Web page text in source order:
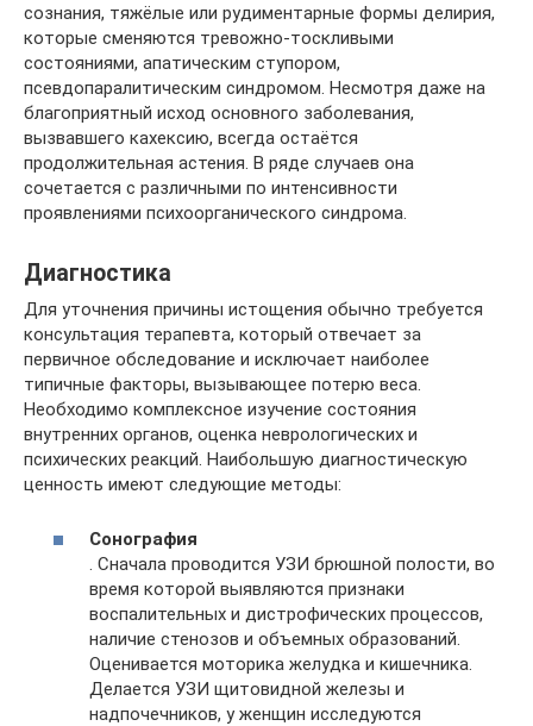
сознания, тяжёлые или рудиментарные формы делирия,
которые сменяются тревожно-тоскливыми
состояниями, апатическим ступором,
псевдопаралитическим синдромом. Несмотря даже на
благоприятный исход основного заболевания,
вызвавшего кахексию, всегда остаётся
продолжительная астения. В ряде случаев она
сочетается с различными по интенсивности
проявлениями психоорганического синдрома.
Диагностика
Для уточнения причины истощения обычно требуется
консультация терапевта, который отвечает за
первичное обследование и исключает наиболее
типичные факторы, вызывающее потерю веса.
Необходимо комплексное изучение состояния
внутренних органов, оценка неврологических и
психических реакций. Наибольшую диагностическую
ценность имеют следующие методы:
Сонография
. Сначала проводится УЗИ брюшной полости, во
время которой выявляются признаки
воспалительных и дистрофических процессов,
наличие стенозов и объемных образований.
Оценивается моторика желудка и кишечника.
Делается УЗИ щитовидной железы и
надпочечников, у женщин исследуются